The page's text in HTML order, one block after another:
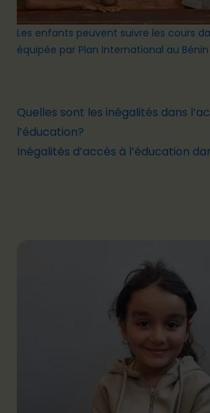
Les enfants peuvent suivre les cours
équipée par Plan International au Bénin
Quelles sont les inégalités dans
l’éducation?
Inégalités d’accès à l’éducation